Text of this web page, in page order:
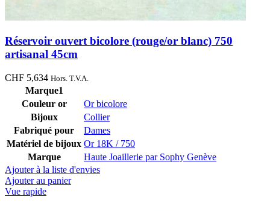
Réservoir ouvert bicolore (rouge/or blanc) 750
artisanal 45cm
CHF 5,634 Hors. T.V.A.
Marque1
Couleur or
Or bicolore
Bijoux
Collier
Fabriqué pour
Dames
Matériel de bijoux Or 18K / 750
Marque
Haute Joaillerie par Sophy Genève
Ajouter à la liste d'envies
Ajouter au panier
Vue rapide